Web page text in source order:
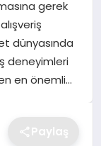
gerek
dünyasında
deneyimleri
en önemli…
Paylaş